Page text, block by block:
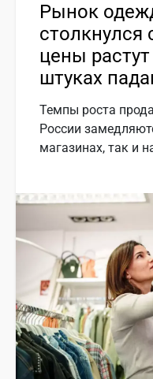
Рынок
столкнулся
цены
штуках
Темпы роста
России
магазинах, так и